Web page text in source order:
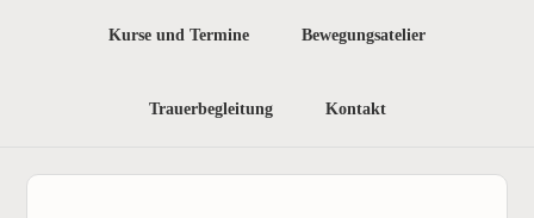
Kurse und Termine Bewegungsatelier
Trauerbegleitung Kontakt